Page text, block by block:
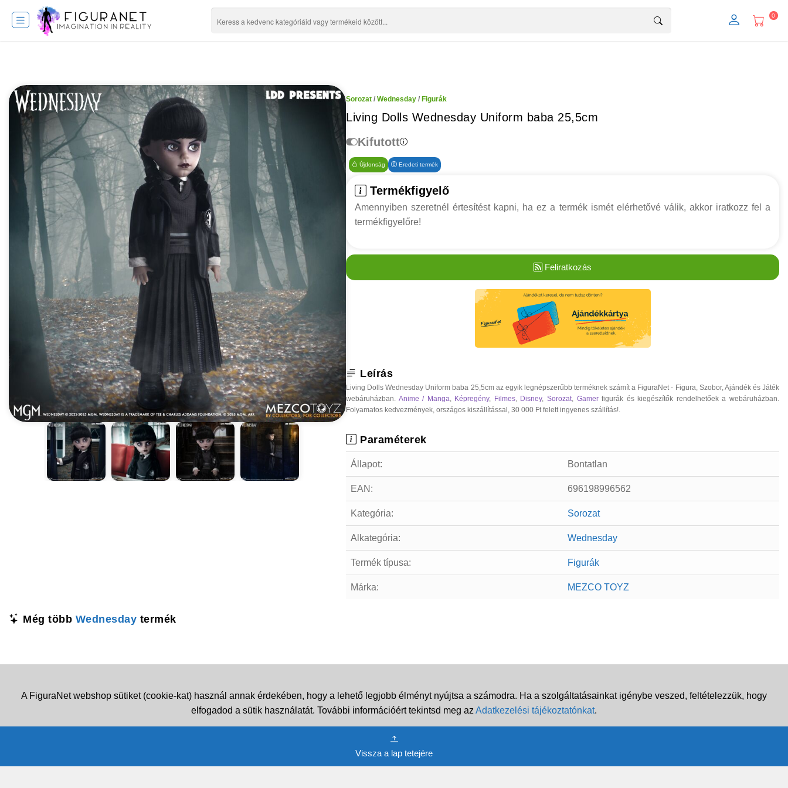
0
Sorozat / Wednesday / Figurák
Living Dolls Wednesday Uniform baba 25,5cm
Kifutott
Újdonság Eredeti termék
Termékfigyelő
Amennyiben szeretnél értesítést kapni, ha ez a termék ismét elérhetővé válik, akkor iratkozz fel a
termékfigyelőre!
Feliratkozás
Leírás
Living Dolls Wednesday Uniform baba 25,5cm az egyik legnépszerűbb terméknek számít a FiguraNet - Figura, Szobor, Ajándék és Játék
webáruházban. Anime / Manga Képregény, Filmes, Disney,Sorozat Gamerfigurák és kiegészítők rendelhetőek a webáruházban.
Folyamatos kedvezmények, országos kiszállítással, 30 000 Ft felett ingyenes szállítás!.
Paraméterek
Állapot: Bontatlan
EAN: 696198996562
Kategória: Sorozat
Alkategória: Wednesday
Termék típusa: Figurák
Márka: MEZCO TOYZ
Még több Wednesday termék
A FiguraNet webshop sütiket (cookie-kat) használ annak érdekében, hogy a lehető legjobb élményt nyújtsa a számodra. Ha a szolgáltatásainkat igénybe veszed, feltételezzük, hogy
elfogadod a sütik használatát. További információért tekintsd meg az Adatkezelési tájékoztatónkat.
Vissza a lap tetejére